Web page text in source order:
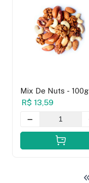
Mix De Nuts - 100g
R$ 13,59